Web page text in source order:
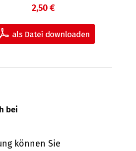
2,50 €
bei
können Sie